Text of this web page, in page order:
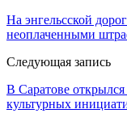
На энгельсской
неоплаченными
Следующая запись
В Саратове
культурных